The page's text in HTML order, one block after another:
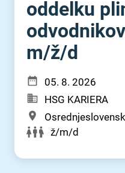
oddelku
m⁠/⁠ž⁠/⁠d
05. 8. 2026
HSG KARIERA
ž/m/d